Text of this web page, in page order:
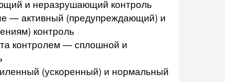
и неразрушающий контроль
— активный (предупреждающий) и
контроль
контролем — сплошной и
(ускоренный) и нормальный